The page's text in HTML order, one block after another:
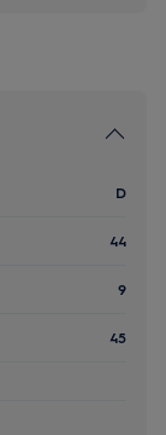
D
44
9
45